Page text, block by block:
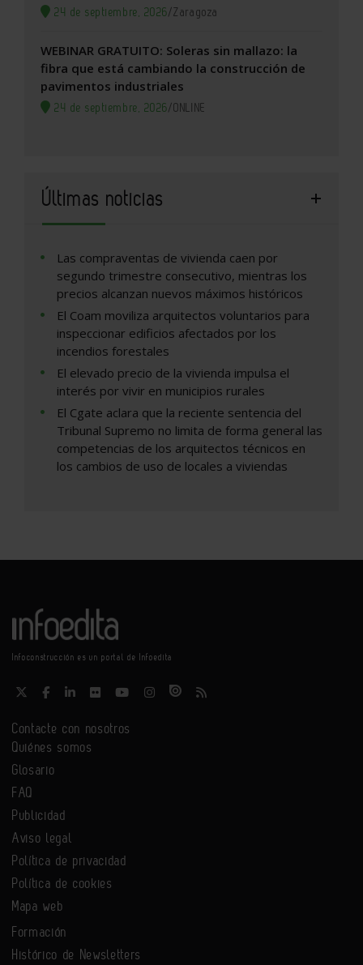
24 de septiembre, 2026/Zaragoza
WEBINAR GRATUITO: Soleras sin mallazo: la
fibra que está cambiando la construcción de
pavimentos industriales
24 de septiembre, 2026/ONLINE
Últimas noticias
Las compraventas de vivienda caen por
segundo trimestre consecutivo, mientras los
precios alcanzan nuevos máximos históricos
El Coam moviliza arquitectos voluntarios para
inspeccionar edificios afectados por los
incendios forestales
El elevado precio de la vivienda impulsa el
interés por vivir en municipios rurales
El Cgate aclara que la reciente sentencia del
Tribunal Supremo no limita de forma general las
competencias de los arquitectos técnicos en
los cambios de uso de locales a viviendas
Infoconstrucción es un portal de Infoedita
Contacte con nosotros
Quiénes somos
Glosario
FAQ
Publicidad
Aviso legal
Política de privacidad
Política de cookies
Mapa web
Formación
Histórico de Newsletters